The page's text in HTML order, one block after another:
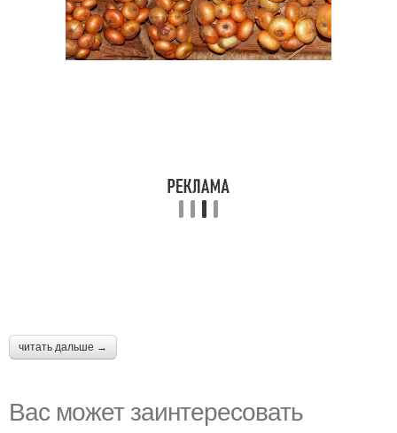
читать дальше →
Вас может заинтересовать